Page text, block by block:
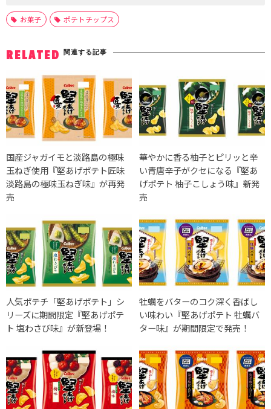
お菓子 ポテトチップス
RELATED 関連する記事
国産ジャガイモと淡路島の極味
玉ねぎ使用『堅あげポテト匠味
淡路島の極味玉ねぎ味』が再発
売
華やかに香る柚子とピリッと辛
い青唐辛子がクセになる『堅あ
げポテト 柚子こしょう味』新発
売
人気ポテチ「堅あげポテト」シ
リーズに期間限定『堅あげポテ
ト 塩わさび味』が新登場！
牡蠣をバターのコク深く香ばし
い味わい『堅あげポテト 牡蠣バ
ター味』が期間限定で発売！